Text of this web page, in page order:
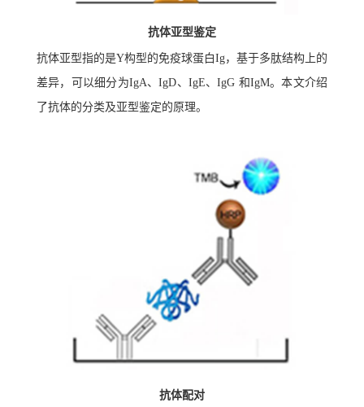
抗体亚型鉴定
抗体亚型指的是Y构型的免疫球蛋白Ig，基于多肽结构上的
差异，可以细分为IgA、IgD、IgE、IgG 和IgM。本文介绍
了抗体的分类及亚型鉴定的原理。
抗体配对